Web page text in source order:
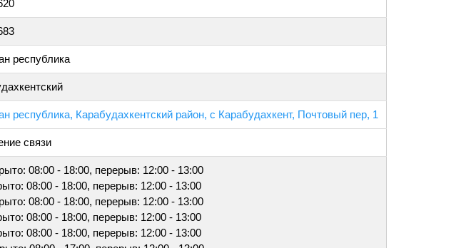
республика
республика, Карабудахкентский район, с Карабудахкент, Почтовый пер, 1
связи
08:00 - 18:00, перерыв: 12:00 - 13:00
08:00 - 18:00, перерыв: 12:00 - 13:00
08:00 - 18:00, перерыв: 12:00 - 13:00
08:00 - 18:00, перерыв: 12:00 - 13:00
08:00 - 18:00, перерыв: 12:00 - 13:00